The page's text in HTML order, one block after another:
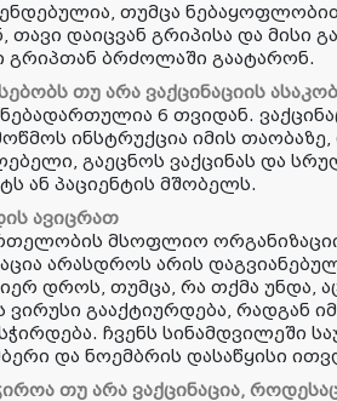
თუმცა
თავი დაიცვან გრიპისა და
გრიპთან ბრძოლაში გაატარონ.
თუ არა ვაქცინაციის
6 თვიდან.
ინსტრუქცია იმის
გაეცნოს ვაქცინას და
ან პაციენტის მშობელს.
ავიცრათ
მსოფლიო
არასდროს არის
დროს, თუმცა, რა თქმა უნდა,
ვირუსი გააქტიურდება, რადგან
ჩვენს სინამდვილეში
და ნოემბრის დასაწყისი
თუ არა ვაქცინაცია,